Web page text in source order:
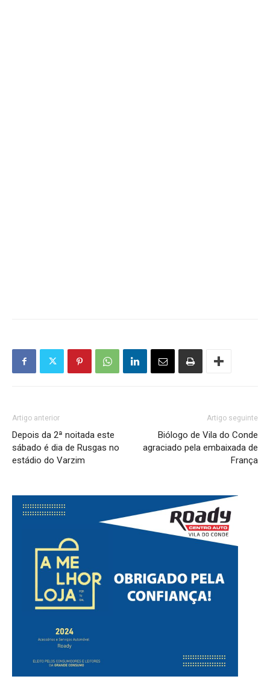
Artigo anterior
Depois da 2ª noitada este
sábado é dia de Rusgas no
estádio do Varzim
Artigo seguinte
Biólogo de Vila do Conde
agraciado pela embaixada de
França